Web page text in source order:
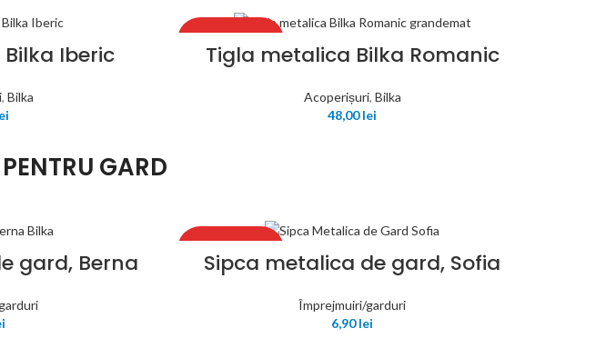
Iberic
, Bilka
Tigla metalica Bilka Romanic
Acoperișuri, Bilka
48,00lei
GARD
gard, Berna Sipca metalica de gard, Sofia
Împrejmuiri/garduri
6,90lei